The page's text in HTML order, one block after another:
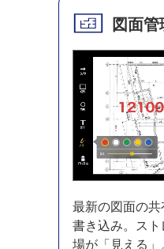
図面管
最新の図面の
書き込み。ス
場が「見える」